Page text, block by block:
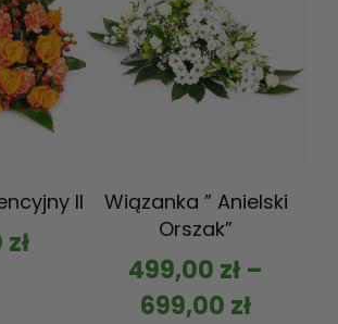
II
zł
Wiązanka ” Anielski
Orszak”
499,00 zł –
699,00 zł